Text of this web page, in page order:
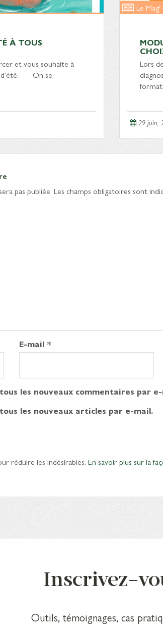
À TOUS
et vous souhaite à
d’été. On se
Le Mag'
Lors
29 juin,
pas publiée. Les champs obligatoires sont
E-mail *
les nouveaux commentaires par
les nouveaux articles par e-mail.
réduire les indésirables. En savoir plus sur la
Inscrivez-
Outils, témoignages, cas